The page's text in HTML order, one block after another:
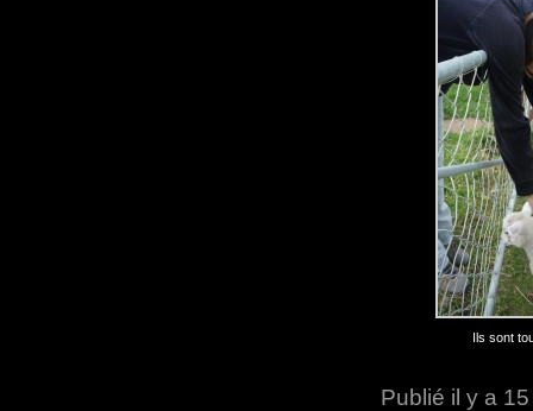
Ils sont
Publié il y a